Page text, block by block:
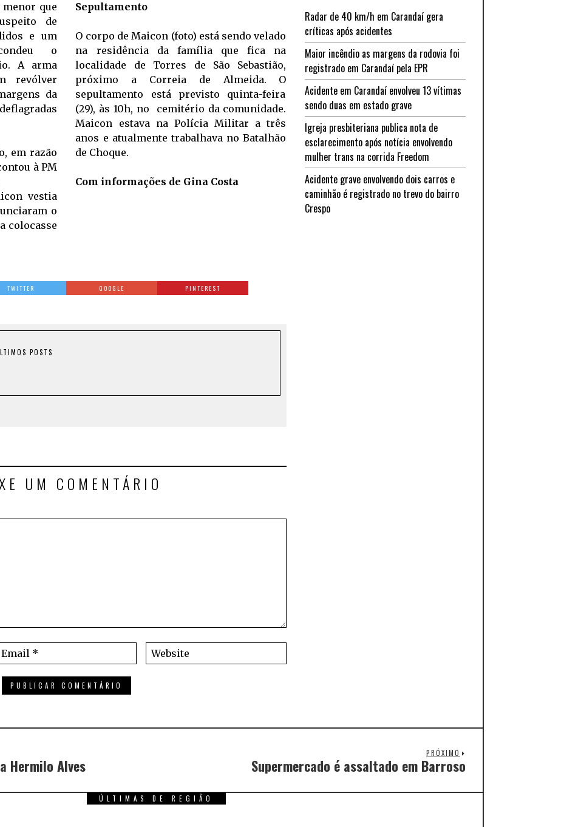
que
de
e um
o
A arma
revólver
da
em razão
à PM
vestia
o
colocasse
Sepultamento
O corpo de Maicon (foto) está sendo velado
na residência da família que fica na
localidade de Torres de São Sebastião,
próximo a Correia de Almeida. O
sepultamento está previsto quinta-feira
(29), às 10h, no cemitério da comunidade.
Maicon estava na Polícia Militar a três
anos e atualmente trabalhava no Batalhão
de Choque.
Com informações de Gina Costa
TWITTER GOOGLE PINTEREST
POSTS
UM COMENTÁRIO
Radar de 40 km/h em Carandaí gera
críticas após acidentes
Maior incêndio as margens da rodovia foi
registrado em Carandaí pela EPR
Acidente em Carandaí envolveu 13 vítimas
sendo duas em estado grave
Igreja presbiteriana publica nota de
esclarecimento após notícia envolvendo
mulher trans na corrida Freedom
Acidente grave envolvendo dois carros e
caminhão é registrado no trevo do bairro
Crespo
Hermilo Alves
PRÓXIMO
Supermercado é assaltado em Barroso
ÚLTIMAS DE REGIÃO